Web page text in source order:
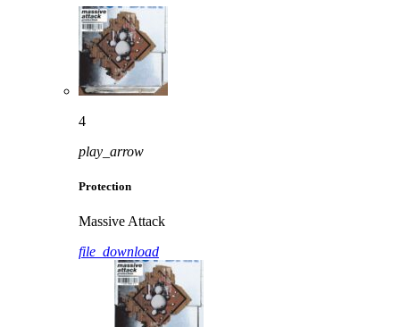
4
play_arrow
Protection
Massive Attack
file_download